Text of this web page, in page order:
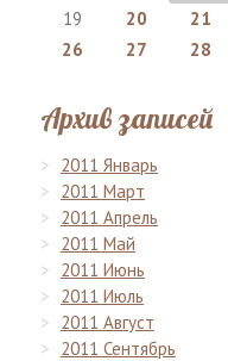
19
20 21
26
27 28
Архив записей
2011 Январь
2011 Март
2011 Апрель
2011 Май
2011 Июнь
2011 Июль
2011 Август
2011 Сентябрь